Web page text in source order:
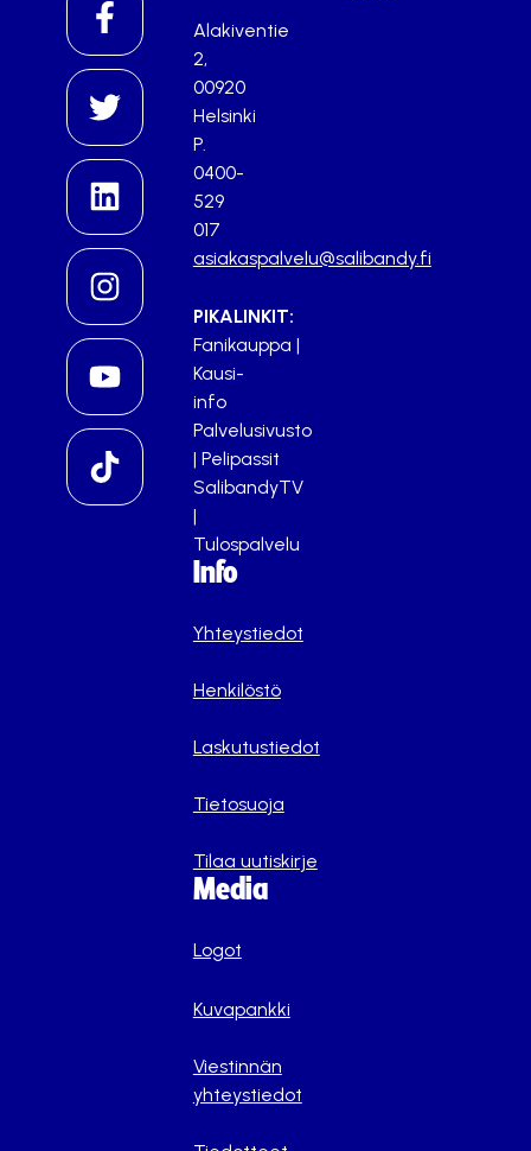
Alakiventie
2,
00920
Helsinki
P.
0400-
529
017
asiakaspalvelu@salibandy.fi
PIKALINKIT:
Fanikauppa |
Kausi-
info
Palvelusivusto
| Pelipassit
SalibandyTV
|
Tulospalvelu
Info
Yhteystiedot
Henkilöstö
Laskutustiedot
Tietosuoja
Tilaa uutiskirje
Media
Logot
Kuvapankki
Viestinnän
yhteystiedot